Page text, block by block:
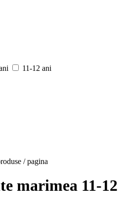
11-12 ani
/ pagina
marimea 11-